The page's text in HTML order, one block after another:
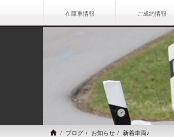
在庫車情報 ご成約情報
ブログ お知らせ 新着車両♪